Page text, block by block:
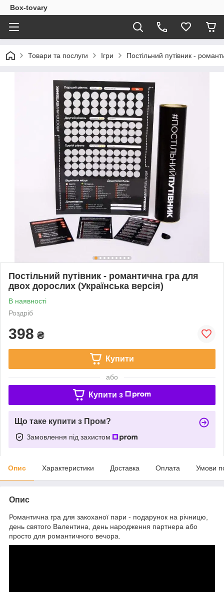
Box-tovary
Товари та послуги Ігри Постільний путівник -
Постільний путівник - романтична гра для
двох дорослих (Українська версія)
В наявності
Роздріб
398 ₴
Купити
або
Купити з
Що таке купити з Пром?
Замовлення під захистом
Опис Характеристики Доставка Оплата Умови
Опис
Романтична гра для закоханої пари - подарунок на річницю,
день святого Валентина, день народження партнера або
просто для романтичного вечора.